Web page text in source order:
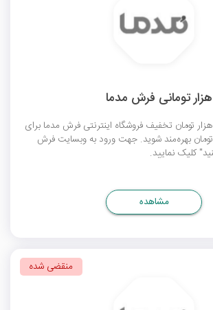
با ثبت این کد از 150 هزار تومان تخفیف فروشگاه اینترنتی فرش مدما برای
1 میلیون تومان بهره‌مند شوید. جهت ورود به وبسایت فرش
کلیک نمایید.
مشاهده
منقضی شده